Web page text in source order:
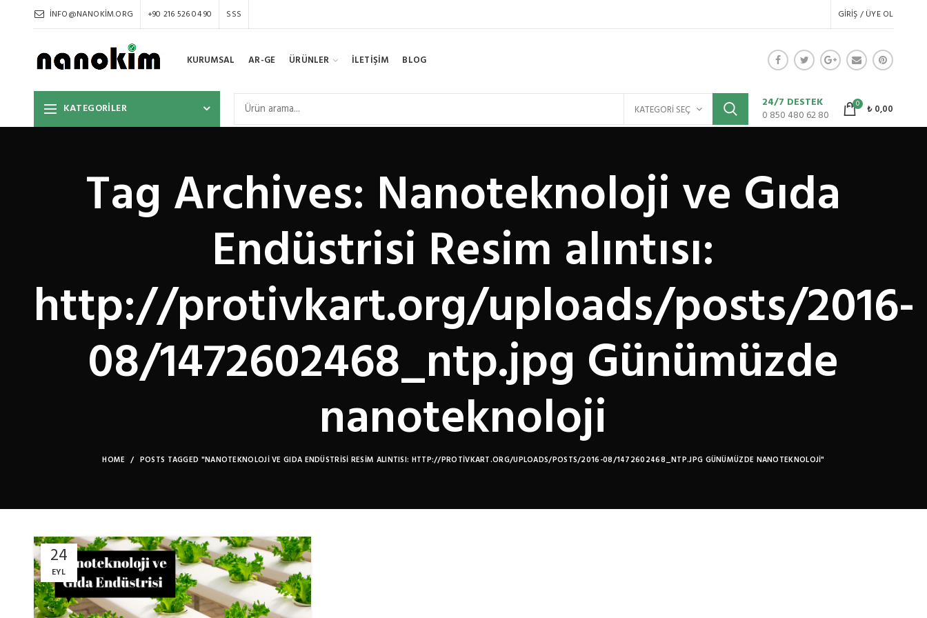
INFO@NANOKIM.ORG +90 216 526 04 90 SSS GIRIŞ / ÜYE OL
KURUMSAL AR-GE ÜRÜNLER İLETİŞİM BLOG
KATEGORİLER KATEGORI SEÇ
24/7 DESTEK
0 850 480 62 80
0 ₺0,00
Tag Archives: Nanoteknoloji ve Gıda
Endüstrisi Resim alıntısı:
http://protivkart.org/uploads/posts/2016-
08/1472602468_ntp.jpg Günümüzde
nanoteknoloji
HOME POSTS TAGGED "NANOTEKNOLOJI VE GIDA ENDÜSTRISI RESIM ALINTISI: HTTP://PROTIVKART.ORG/UPLOADS/POSTS/2016-08/1472602468_NTP.JPG GÜNÜMÜZDE NANOTEKNOLOJI"
24
EYL